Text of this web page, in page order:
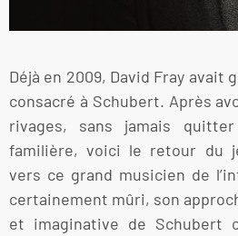
Déjà en 2009, David Fray avait
consacré à Schubert. Après
rivages, sans jamais
familière, voici le retour du
vers ce grand musicien de
certainement mûri, son
et imaginative de Schubert